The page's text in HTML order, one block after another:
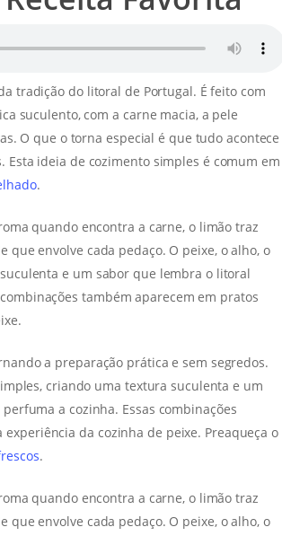
tradição do litoral de Portugal. É feito com
suculento, com a carne macia, a pele
O que o torna especial é que tudo acontece
ideia de cozimento simples é comum em
.
quando encontra a carne, o limão traz
envolve cada pedaço. O peixe, o alho, o
e um sabor que lembra o litoral
também aparecem em pratos
a preparação prática e sem segredos.
criando uma textura suculenta e um
a cozinha. Essas combinações
da cozinha de peixe. Preaqueça o
.
quando encontra a carne, o limão traz
envolve cada pedaço. O peixe, o alho, o